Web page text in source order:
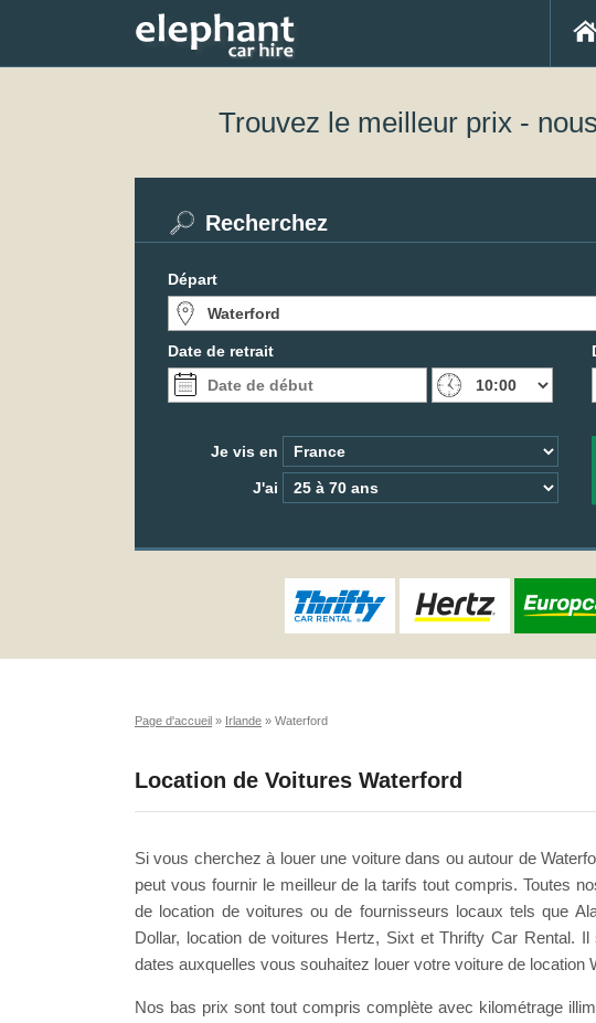
Trouvez le meilleur prix -
Recherchez
Départ
Date de retrait
Je vis en
J'ai
Page d'accueil » Irlande » Waterford
Location de Voitures Waterford
Si vous cherchez à louer une voiture dans ou autour de
peut vous fournir le meilleur de la tarifs tout compris. Toutes
de location de voitures ou de fournisseurs locaux tels que
Dollar, location de voitures Hertz, Sixt et Thrifty Car Rental.
dates auxquelles vous souhaitez louer votre voiture de location
Nos bas prix sont tout compris complète avec kilométrage